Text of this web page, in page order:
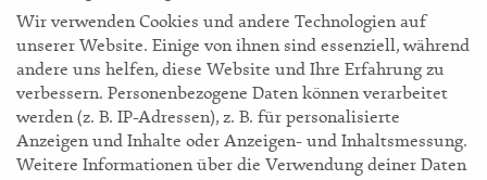
Wir verwenden Cookies und andere Technologien auf
unserer Website. Einige von ihnen sind essenziell, während
andere uns helfen, diese Website und Ihre Erfahrung zu
verbessern. Personenbezogene Daten können verarbeitet
werden (z. B. IP-Adressen), z. B. für personalisierte
Anzeigen und Inhalte oder Anzeigen- und Inhaltsmessung.
Weitere Informationen über die Verwendung deiner Daten